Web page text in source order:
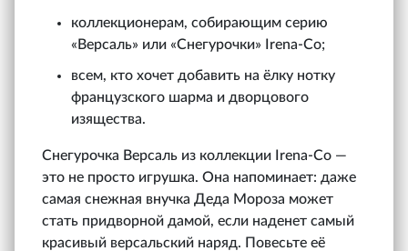
коллекционерам, собирающим серию
«Версаль» или «Снегурочки» Irena‑Co;
всем, кто хочет добавить на ёлку нотку
французского шарма и дворцового
изящества.
Снегурочка Версаль из коллекции Irena‑Co —
это не просто игрушка. Она напоминает: даже
самая снежная внучка Деда Мороза может
стать придворной дамой, если наденет самый
красивый версальский наряд. Повесьте её